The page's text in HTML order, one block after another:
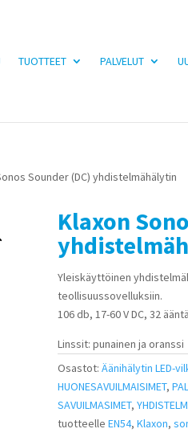
TUOTTEET PALVELUT
Sounder (DC) yhdistelmähälytin
Klaxon
Yleiskäyttöinen
teollisuussovelluksiin.
106 db, 17-60 V DC, 32 ääntä
Linssit: punainen ja oranssi
Osastot:Äänihälytin LED-
HUONESAVUILMAISIMET,
SAVUILMASIMET,
tuotteelleEN54,Klaxon,